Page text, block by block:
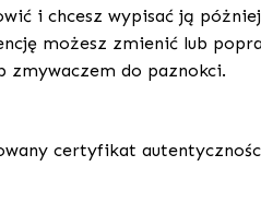
i chcesz wypisać ją
możesz zmienić lub
zmywaczem do paznokci.
certyfikat